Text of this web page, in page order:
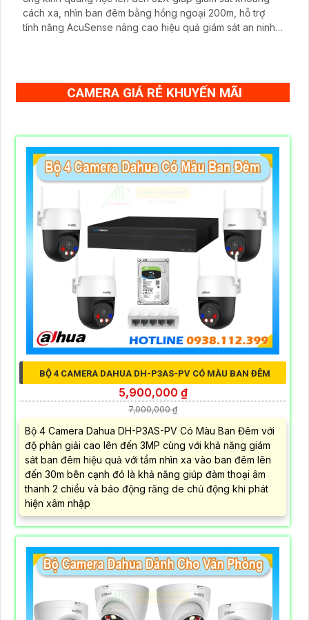
cách xa, nhìn ban đêm bằng hồng ngoại 200m, hỗ trợ
tính năng AcuSense nâng cao hiệu quả giám sát an ninh,
CAMERA GIÁ RẺ KHUYẾN MÃI
BỘ 4 CAMERA DAHUA DH-P3AS-PV CÓ MÀU BAN ĐÊM
5,900,000 ₫
7,000,000 ₫
Bộ 4 Camera Dahua DH-P3AS-PV Có Màu Ban Đêm với
độ phân giải cao lên đến 3MP cùng với khả năng giám
sát ban đêm hiệu quả với tầm nhìn xa vào ban đêm lên
đến 30m bên cạnh đó là khả năng giúp đàm thoại âm
thanh 2 chiều và báo động răng de chủ động khi phát
hiện xâm nhập